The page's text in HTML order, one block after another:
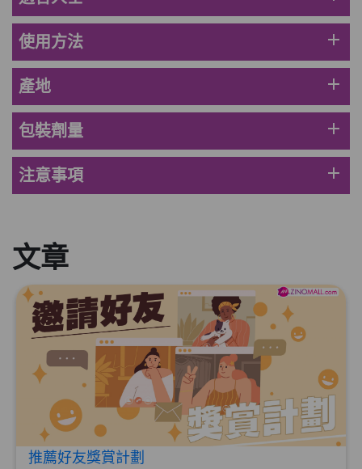
HKD$169 加入購物車
理膚泉 無香大哥大防曬 50ml (2027年4
此商品最多可加購1件
HKD$145
使用方法 add
產地 add
包裝劑量 add
注意事項 add
文章
推薦好友獎賞計劃